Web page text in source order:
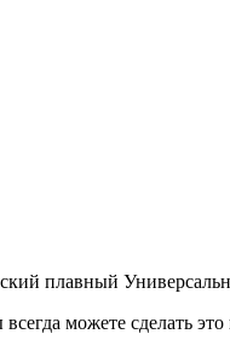
плавный
можете сделать